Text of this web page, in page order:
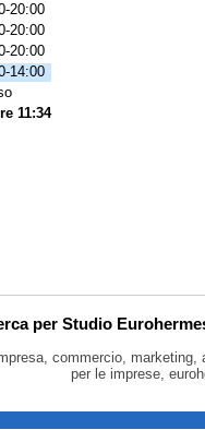
20:00
20:00
20:00
14:00
11:34
per Studio
commercio,
per le imprese,